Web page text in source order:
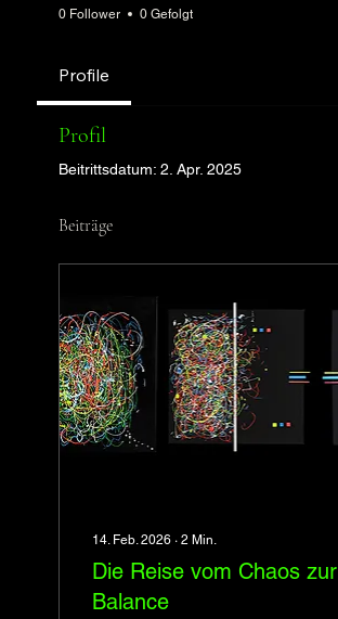
0 Follower 0 Gefolgt
Profile
Profil
Beitrittsdatum: 2. Apr. 2025
Beiträge
14. Feb. 2026 ∙2 Min.
Die Reise vom Chaos zur
Balance